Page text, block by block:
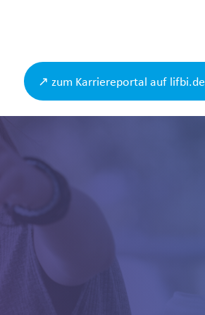
↗ zum Karriereportal auf lifbi.de